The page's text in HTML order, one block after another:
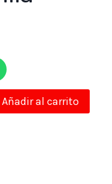
Añadir al carrito